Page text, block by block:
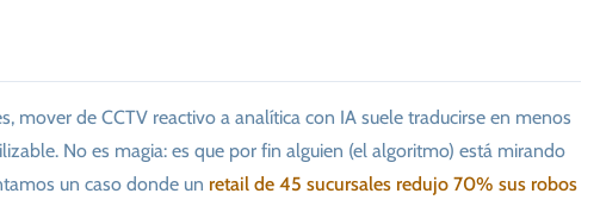
mover de CCTV reactivo a analítica con IA suele traducirse en menos
No es magia: es que por fin alguien (el algoritmo) está mirando
un caso donde un retail de 45 sucursales redujo 70% sus robos